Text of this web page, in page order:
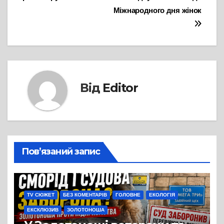
записів
Міжнародного дня жінок
Від Editor
Пов’язаний запис
TV СЮЖЕТ БЕЗ КОМЕНТАРІВ ГОЛОВНЕ ЕКОЛОГІЯ
ЕКСКЛЮЗИВ ЗОЛОТОНОША